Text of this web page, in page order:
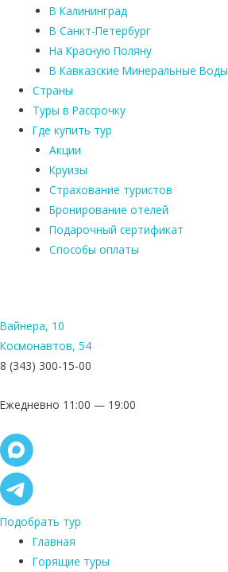
В Калининград
В Санкт-Петербург
На Красную Поляну
В Кавказские Минеральные Воды
Страны
Туры в Рассрочку
Где купить тур
Акции
Круизы
Страхование туристов
Бронирование отелей
Подарочный сертификат
Способы оплаты
Вайнера, 10
Космонавтов, 54
8 (343) 300-15-00
Ежедневно 11:00 — 19:00
Подобрать тур
Главная
Горящие туры